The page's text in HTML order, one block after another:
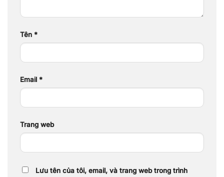
Tên *
Email *
Trang web
Lưu tên của tôi, email, và trang web trong trình